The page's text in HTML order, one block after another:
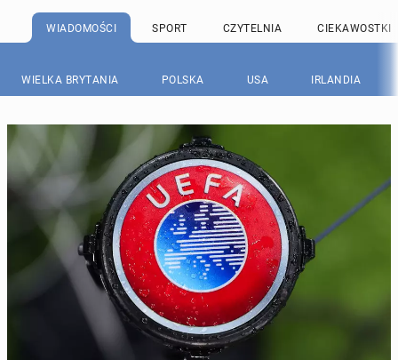
WIADOMOŚCI SPORT CZYTELNIA CIEKAWOSTKI
WIELKA BRYTANIA POLSKA USA IRLANDIA